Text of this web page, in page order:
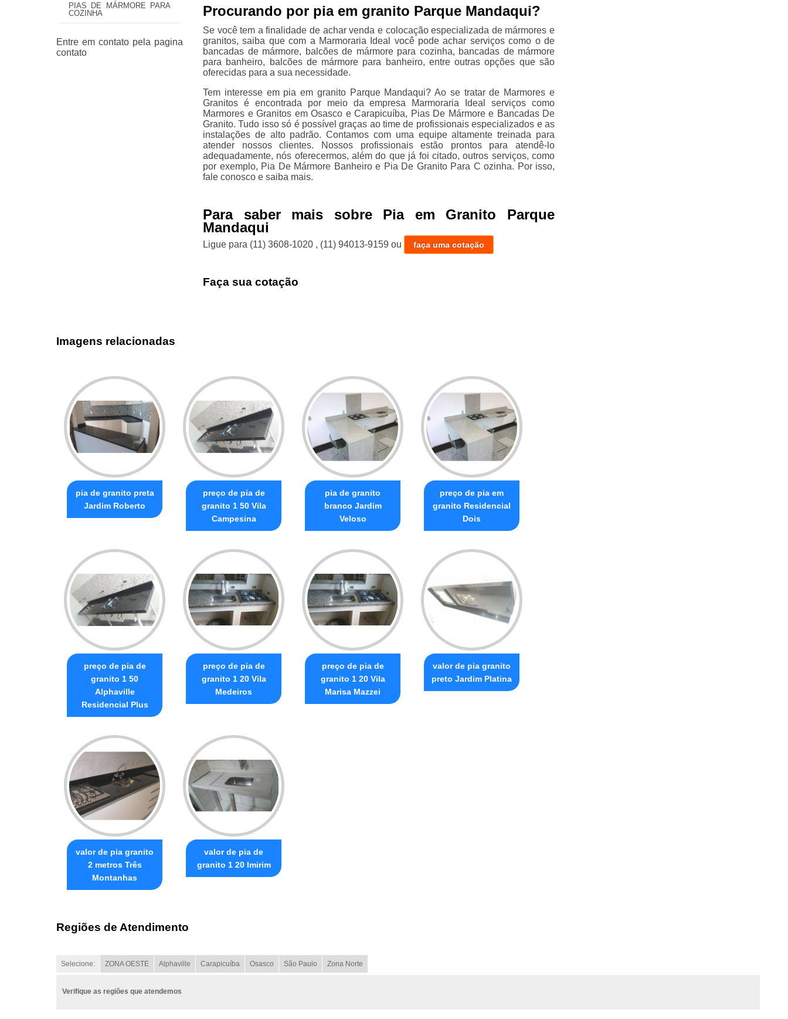
PIAS DE MÁRMORE PARA
COZINHA
Procurando por pia em granito Parque Mandaqui?
Se você tem a finalidade de achar venda e colocação especializada de mármores e
granitos, saiba que com a Marmoraria Ideal você pode achar serviços como o de
bancadas de mármore, balcões de mármore para cozinha, bancadas de mármore
para banheiro, balcões de mármore para banheiro, entre outras opções que são
oferecidas para a sua necessidade.
Tem interesse em pia em granito Parque Mandaqui? Ao se tratar de Marmores e
Granitos é encontrada por meio da empresa Marmoraria Ideal serviços como
Marmores e Granitos em Osasco e Carapicuíba, Pias De Mármore e Bancadas De
Granito. Tudo isso só é possível graças ao time de profissionais especializados e as
instalações de alto padrão. Contamos com uma equipe altamente treinada para
atender nossos clientes. Nossos profissionais estão prontos para atendê-lo
adequadamente, nós oferecermos, além do que já foi citado, outros serviços, como
por exemplo, Pia De Mármore Banheiro e Pia De Granito Para C ozinha. Por isso,
fale conosco e saiba mais.
Para saber mais sobre Pia em Granito Parque
Mandaqui
Ligue para (11) 3608-1020 , (11) 94013-9159 ou faça uma cotação
Faça sua cotação
Imagens relacionadas
pia de granito preta
Jardim Roberto
preço de pia de
granito 1 50 Vila
Campesina
pia de granito
branco Jardim
Veloso
preço de pia em
granito Residencial
Dois
preço de pia de
granito 1 50
Alphaville
Residencial Plus
preço de pia de
granito 1 20 Vila
Medeiros
preço de pia de
granito 1 20 Vila
Marisa Mazzei
valor de pia granito
preto Jardim Platina
valor de pia granito
2 metros Três
Montanhas
valor de pia de
granito 1 20 Imirim
Regiões de Atendimento
Selecione: ZONA OESTE Alphaville Carapicuíba Osasco São Paulo Zona Norte
Verifique as regiões que atendemos